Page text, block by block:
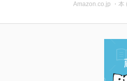
Amazon.co.jp ・本